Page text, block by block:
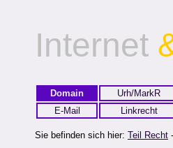
Internet
Domain Urh/MarkR
E-Mail
Linkrecht
Sie befinden sich hier: Teil Recht -